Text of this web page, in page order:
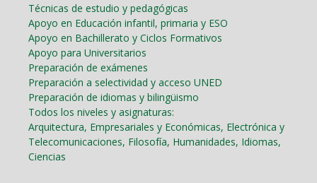
Técnicas de estudio y pedagógicas
Apoyo en Educación infantil, primaria y ESO
Apoyo en Bachillerato y Ciclos Formativos
Apoyo para Universitarios
Preparación de exámenes
Preparación a selectividad y acceso UNED
Preparación de idiomas y bilingüismo
Todos los niveles y asignaturas:
Arquitectura, Empresariales y Económicas, Electrónica y
Telecomunicaciones, Filosofía, Humanidades, Idiomas,
Ciencias